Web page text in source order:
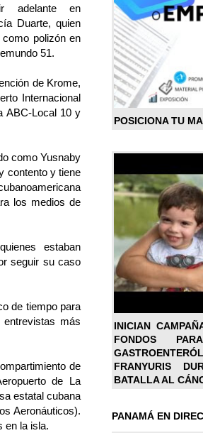
adelante en
Duarte, quien
como polizón en
51.
de Krome,
Internacional
ABC-Local 10 y
como Yusnaby
contento y tiene
los medios de
estaban
seguir su caso
de tiempo para
más
de
de La
estatal cubana
Aeronáuticos).
en la isla.
POSICIONA TU
INICIAN
FONDOS
FRANYURIS
BATALLA AL
PANAMÁ EN